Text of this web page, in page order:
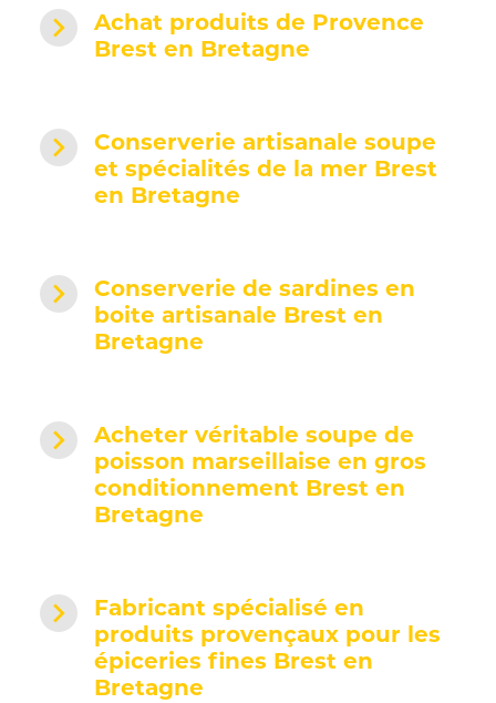
navigate_next
Achat produits de Provence
Brest en Bretagne
navigate_next
Conserverie artisanale soupe
et spécialités de la mer Brest
en Bretagne
navigate_next
Conserverie de sardines en
boite artisanale Brest en
Bretagne
navigate_next
Acheter véritable soupe de
poisson marseillaise en gros
conditionnement Brest en
Bretagne
navigate_next
Fabricant spécialisé en
produits provençaux pour les
épiceries fines Brest en
Bretagne